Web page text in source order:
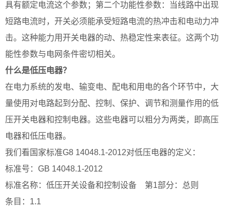
具有额定电流这个参数；第二个功能性参数：当线路中出现
短路电流时，开关必须能承受短路电流的热冲击和电动力冲
击。这种能力用开关电器的动、热稳定性来表征。这两个功
能性参数与电网条件密切相关。
什么是低压电器？
在电力系统的发电、输变电、配电和用电的各个环节中，大
量使用对电路起到分配、控制、保护、调节和测量作用的低
压开关电器和控制电器。这些电器可以粗分为两类，即高压
电器和低压电器。
我们看国家标准G8 14048.1-2012对低压电器的定义：
标准号：GB 14048.1-2012
标准名称：低压开关设备和控制设备 第1部分：总则
条目：1.1